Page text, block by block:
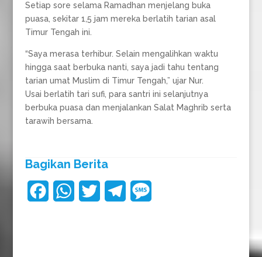
Setiap sore selama Ramadhan menjelang buka
puasa, sekitar 1,5 jam mereka berlatih tarian asal
Timur Tengah ini.
“Saya merasa terhibur. Selain mengalihkan waktu
hingga saat berbuka nanti, saya jadi tahu tentang
tarian umat Muslim di Timur Tengah,” ujar Nur.
Usai berlatih tari sufi, para santri ini selanjutnya
berbuka puasa dan menjalankan Salat Maghrib serta
tarawih bersama.
Bagikan Berita
W